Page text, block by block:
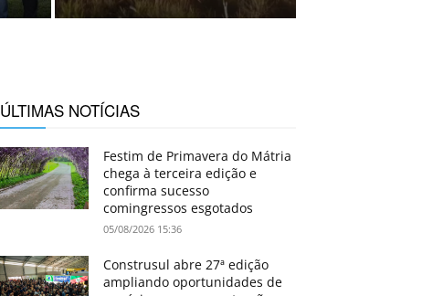
ÚLTIMAS NOTÍCIAS
Festim de Primavera do Mátria
chega à terceira edição e
confirma sucesso
comingressos esgotados
05/08/2026 15:36
Construsul abre 27ª edição
ampliando oportunidades de